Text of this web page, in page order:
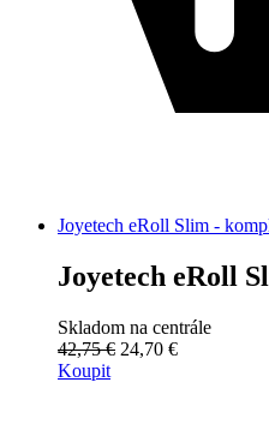
Joyetech eRoll Slim -
Joyetech eRoll
Skladom na centrále
42,75 € 24,70 €
Koupit